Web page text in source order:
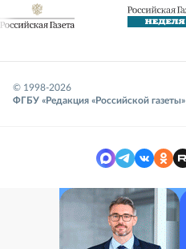
© 1998-2026
ФГБУ «Редакция «Российской газеты»